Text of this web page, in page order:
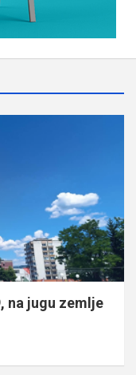
na jugu zemlje